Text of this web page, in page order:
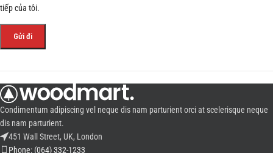
tiếp của tôi.
Condimentum adipiscing vel neque dis nam parturient orci at scelerisque neque
dis nam parturient.
451 Wall Street, UK, London
Phone: (064) 332-1233